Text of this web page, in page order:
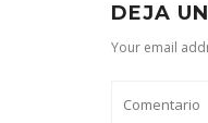
DEJA
Your email